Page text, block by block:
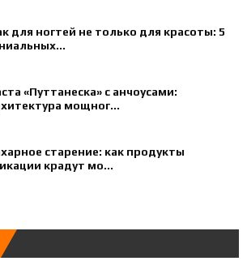
для ногтей не только для красоты: 5
«Путтанеска» с анчоусами:
мощног...
старение: как продукты
крадут мо...